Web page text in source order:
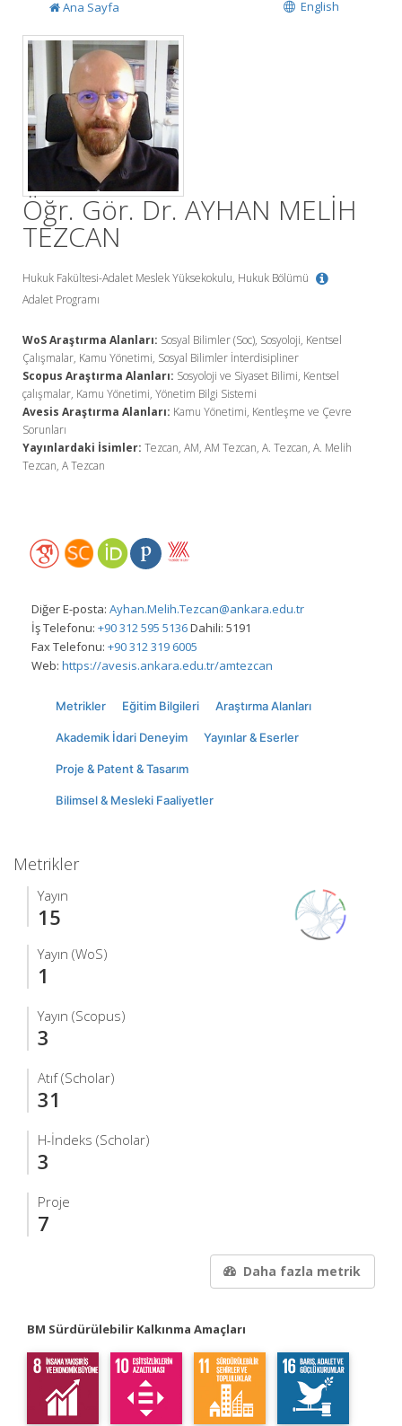
English
Ana Sayfa
Öğr. Gör. Dr. AYHAN MELİH
TEZCAN
Hukuk Fakültesi-Adalet Meslek Yüksekokulu, Hukuk Bölümü
Adalet Programı
WoS Araştırma Alanları: Sosyal Bilimler (Soc), Sosyoloji, Kentsel
Çalışmalar, Kamu Yönetimi, Sosyal Bilimler İnterdisipliner
Scopus Araştırma Alanları: Sosyoloji ve Siyaset Bilimi, Kentsel
çalışmalar, Kamu Yönetimi, Yönetim Bilgi Sistemi
Avesis Araştırma Alanları: Kamu Yönetimi, Kentleşme ve Çevre
Sorunları
Yayınlardaki İsimler: Tezcan, AM, AM Tezcan, A. Tezcan, A. Melih
Tezcan, A Tezcan
Diğer E-posta: Ayhan.Melih.Tezcan@ankara.edu.tr
İş Telefonu: +90 312 595 5136Dahili: 5191
Fax Telefonu: +90 312 319 6005
Web: https://avesis.ankara.edu.tr/amtezcan
Metrikler Eğitim Bilgileri Araştırma Alanları
Akademik İdari Deneyim Yayınlar & Eserler
Proje & Patent & Tasarım
Bilimsel & Mesleki Faaliyetler
Metrikler
Yayın
15
Yayın (WoS)
1
Yayın (Scopus)
3
Atıf (Scholar)
31
H-İndeks (Scholar)
3
Proje
7
Daha fazla metrik
BM Sürdürülebilir Kalkınma Amaçları